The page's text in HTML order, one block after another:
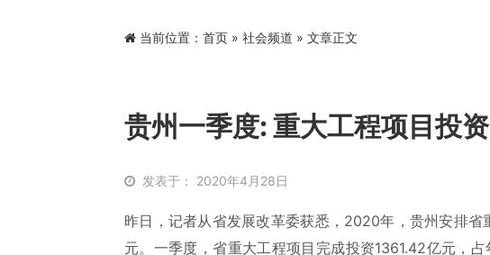
当前位置： 首页 » 社会频道 » 文章正文
贵州一季度: 重大工程项目投
发表于： 2020年4月28日
昨日，记者从省发展改革委获悉，2020年，贵州安排
元。一季度，省重大工程项目完成投资1361.42亿元，